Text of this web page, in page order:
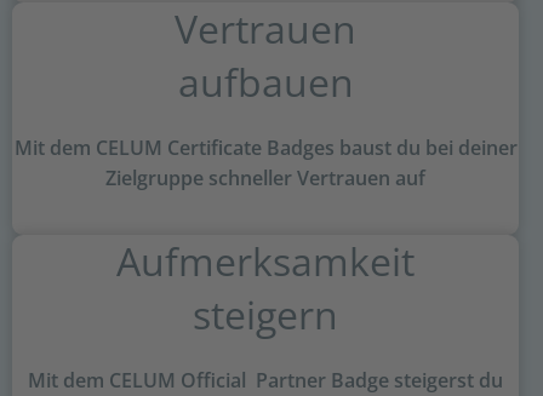
Vertrauen
aufbauen
Mit dem CELUM Certificate Badges baust du bei deiner
Zielgruppe schneller Vertrauen auf
Aufmerksamkeit
steigern
Mit dem CELUM Official Partner Badge steigerst du